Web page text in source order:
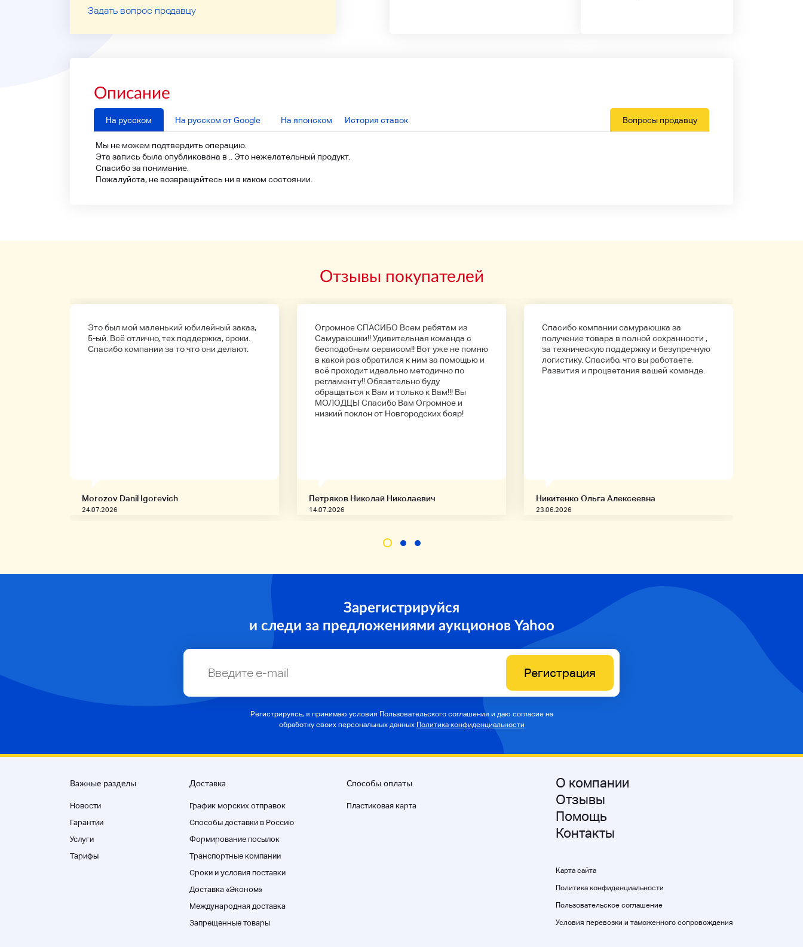
Задать вопрос продавцу
Описание
На русском На русском от Google На японском История ставок Вопросы продавцу
Мы не можем подтвердить операцию.
Эта запись была опубликована в .. Это нежелательный продукт.
Спасибо за понимание.
Пожалуйста, не возвращайтесь ни в каком состоянии.
Отзывы покупателей
Это был мой маленький юбилейный заказ,
5-ый. Всё отлично, тех.поддержка, сроки.
Спасибо компании за то что они делают.
Morozov Danil Igorevich
24.07.2026
Огромное СПАСИБО Всем ребятам из
Самураюшки!! Удивительная команда с
бесподобным сервисом!! Вот уже не помню
в какой раз обратился к ним за помощью и
всё проходит идеально методично по
регламенту!! Обязательно буду
обращаться к Вам и только к Вам!!! Вы
МОЛОДЦЫ Спасибо Вам Огромное и
низкий поклон от Новгородских бояр!
Петряков Николай Николаевич
14.07.2026
Спасибо компании самураюшка за
получение товара в полной сохранности ,
за техническую поддержку и безупречную
логистику. Спасибо, что вы работаете.
Развития и процветания вашей команде.
Никитенко Ольга Алексеевна
23.06.2026
Зарегистрируйся
и следи за предложениями аукционов Yahoo
Регистрация
Регистрируясь, я принимаю условия Пользовательского соглашения и даю согласие на
обработку своих персональных данных Политика конфиденциальности
Важные разделы
Новости
Гарантии
Услуги
Тарифы
Доставка
График морских отправок
Способы доставки в Россию
Формирование посылок
Транспортные компании
Cроки и условия поставки
Доставка «Эконом»
Международная доставка
Запрещенные товары
Способы оплаты
Пластиковая карта
О компании
Отзывы
Помощь
Контакты
Карта сайта
Политика конфиденциальности
Пользовательское соглашение
Условия перевозки и таможенного сопровождения